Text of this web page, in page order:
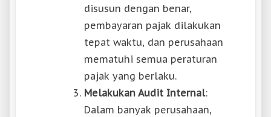
disusun dengan benar,
pembayaran pajak dilakukan
tepat waktu, dan perusahaan
mematuhi semua peraturan
pajak yang berlaku.
Melakukan Audit Internal:
Dalam banyak perusahaan,